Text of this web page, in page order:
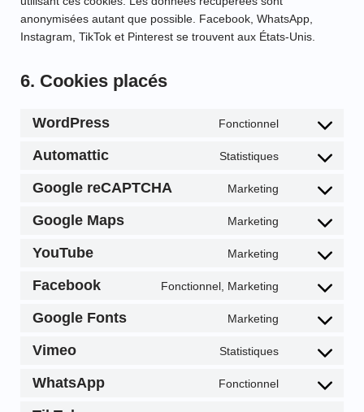
anonymisées autant que possible. Facebook, WhatsApp,
Instagram, TikTok et Pinterest se trouvent aux États-Unis.
6. Cookies placés
WordPress Fonctionnel
Automattic Statistiques
Google reCAPTCHA Marketing
Google Maps Marketing
YouTube Marketing
Facebook Fonctionnel, Marketing
Google Fonts Marketing
Vimeo Statistiques
WhatsApp Fonctionnel